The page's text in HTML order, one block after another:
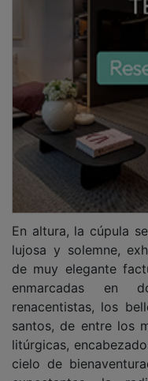
litúrgicas,
cielo de
expectantes, la
expuesta en lo
grandes
cuatro evangelistas,
ataviados con los
PUBLICIDAD